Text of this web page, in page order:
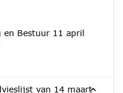
en Bestuur 11 april
van 14 maart